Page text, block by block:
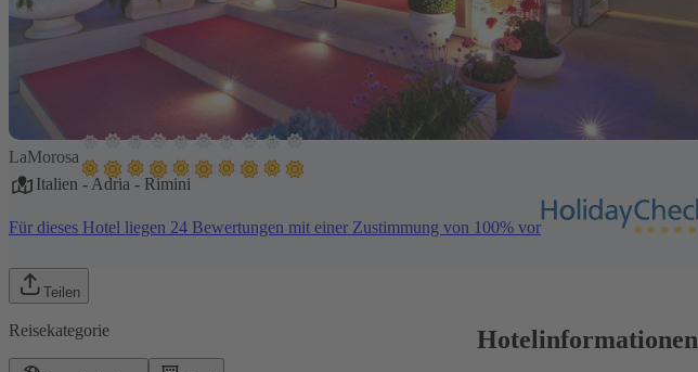
LaMorosa
Italien - Adria - Rimini
Für dieses Hotel liegen 24 Bewertungen mit einer Zustimmung von 100% vor
Teilen
Reisekategorie Hotelinformationen